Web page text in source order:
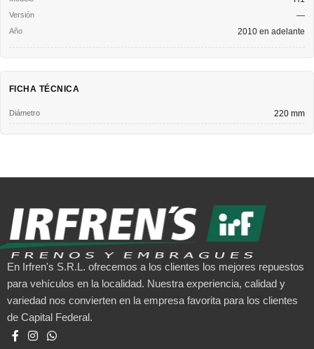
—
2010 en adelante
FICHA TÉCNICA
Diámetro 220 mm
En Irfren's S.R.L. ofrecemos a los clientes los mejores repuestos
para vehículos en la localidad. Nuestra experiencia, calidad y
variedad nos convierten en la empresa favorita para los clientes
de Capital Federal.